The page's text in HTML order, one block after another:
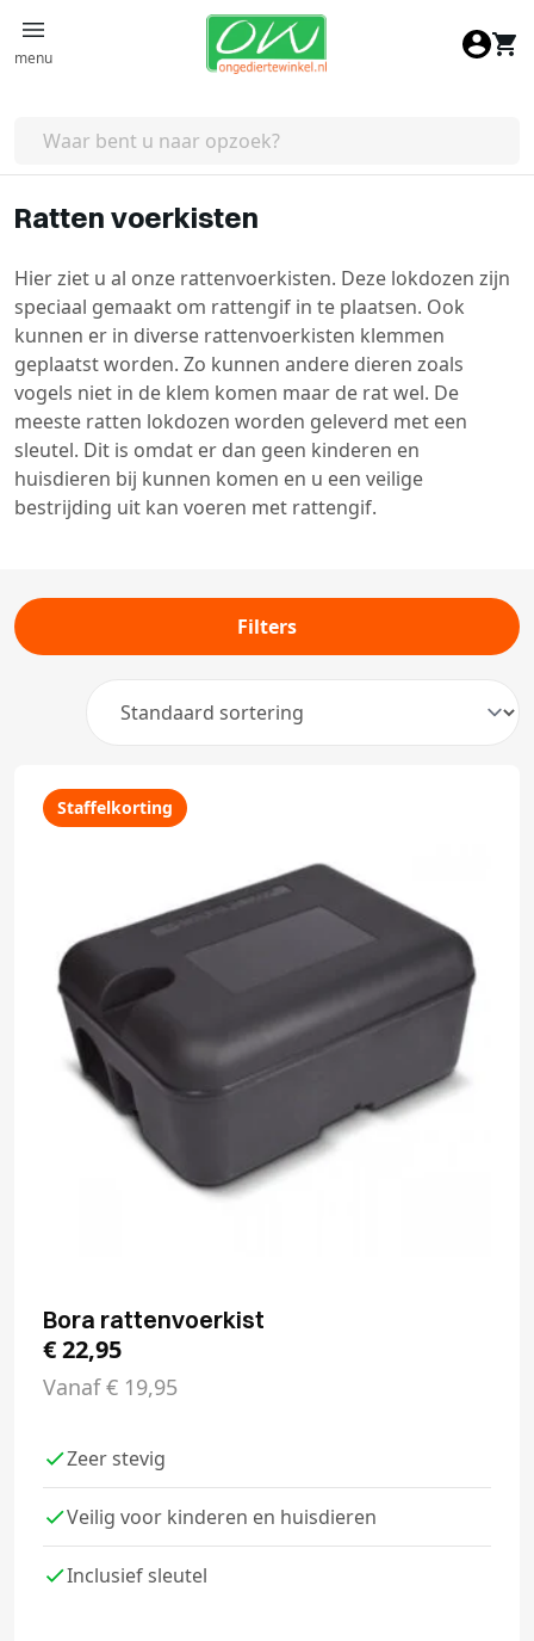
menu
Ratten voerkisten
Hier ziet u al onze rattenvoerkisten. Deze lokdozen zijn
speciaal gemaakt om rattengif in te plaatsen. Ook
kunnen er in diverse rattenvoerkisten klemmen
geplaatst worden. Zo kunnen andere dieren zoals
vogels niet in de klem komen maar de rat wel. De
meeste ratten lokdozen worden geleverd met een
sleutel. Dit is omdat er dan geen kinderen en
huisdieren bij kunnen komen en u een veilige
bestrijding uit kan voeren met rattengif.
Filters
Staffelkorting
Bora rattenvoerkist
€22,95
Vanaf€ 19,95
Zeer stevig
Veilig voor kinderen en huisdieren
Inclusief sleutel